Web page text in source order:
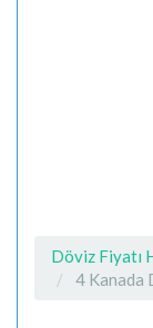
Döviz Fiyatı
4 Kanada